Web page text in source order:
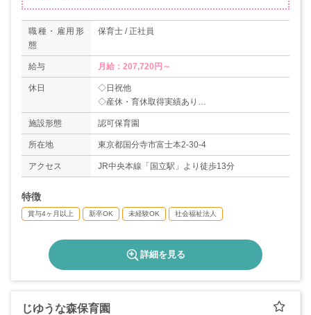
職種・雇用形
態
保育士 / 正社員
給与 月給：207,720円～
休日
◇日祝他
◇産休・育休取得実績あり
◇夏季休暇（5日）
◇年末年始休暇
◇生理休暇
◇傷病休暇
◇慶弔休暇 等
施設形態 認可保育園
所在地 東京都国分寺市富士本2-30-4
アクセス JR中央本線「国立駅」より徒歩13分
特徴
賞与4ヶ月以上 新卒OK 未経験OK 社会福祉法人
詳細を見る
じゆうな森保育園